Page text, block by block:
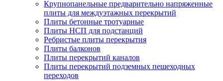
Крупнопанельные предварительно напряженные
плиты для междуэтажных перекрытий
Плиты бетонные тротуарные
Плиты НСП для подстанций
Ребристые плиты перекрытия
Плиты балконов
Плиты перекрытий каналов
Плиты перекрытий подземных пешеходных
переходов